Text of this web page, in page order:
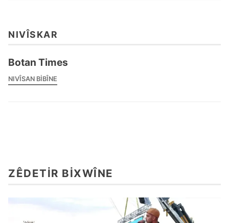
NIVÎSKAR
Botan Times
NIVÎSAN BIBÎNE
ZÊDETIR BIXWÎNE